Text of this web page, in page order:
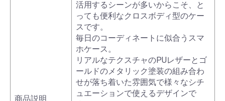
商品説明
活用するシーンが多いからこそ、と
っても便利なクロスボディ型のケー
スです。
毎日のコーディネートに似合うスマ
ホケース。
リアルなテクスチャのPUレザーとゴ
ールドのメタリック塗装の組み合わ
せが落ち着いた雰囲気で様々なシチ
ュエーションで使えるデザインで